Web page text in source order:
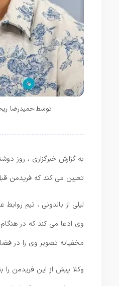
توسط:حمیدرضا
به گزارش خبرگزاری ، روز
تعیین می کند که فریدمن
وی ادعا می کند که در
مخفیانه تصویر وی را در
وکلا پیش از این فریدمن را